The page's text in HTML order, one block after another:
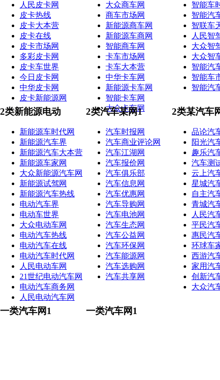
人民皮卡网
皮卡热线
皮卡大本营
皮卡在线
皮卡市场网
多彩皮卡网
皮卡车世界
今日皮卡网
中华皮卡网
皮卡新能源网
大众商车网
商车市场网
新能源商车网
新能源车商网
智能商车网
卡车市场网
卡车大本营
中华卡车网
新能源卡车网
智能卡车网
大众卡车网
智能车
智能汽
智联车
人民智
大众智
大众智
智能汽
智能车
智能汽
2类新能源电动
新能源车时代网
新能源汽车界
新能源汽车大本营
新能源车家网
大众新能源汽车网
新能源试驾网
新能源汽车热线
电动汽车界
电动车世界
大众电动车网
电动汽车热线
电动汽车在线
电动汽车时代网
人民电动车网
21世纪电动汽车网
电动汽车商务网
人民电动汽车网
2类汽车某网1
汽车时报网
汽车商业评论网
汽车江湖网
汽车报价网
汽车俱乐部
汽车信息网
汽车优惠网
汽车导购网
汽车电池网
汽车生态网
汽车公益网
汽车环保网
汽车能源网
汽车选购网
汽车共享网
2类某汽车
品论汽
阳光汽
趣乐汽
汽车测
云上汽
星城汽
自主汽
青城汽
人民汽
平民汽
惠民汽
环球车
西游汽
家用汽
创新汽
大众汽
一类汽车网1 一类汽车网1